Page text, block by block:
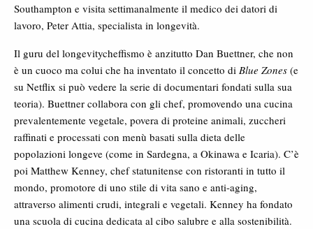
Southampton e visita settimanalmente il medico dei datori di
lavoro, Peter Attia, specialista in longevità.
Il guru del longevitycheffismo è anzitutto Dan Buettner, che non
è un cuoco ma colui che ha inventato il concetto di Blue Zones (e
su Netflix si può vedere la serie di documentari fondati sulla sua
teoria). Buettner collabora con gli chef, promovendo una cucina
prevalentemente vegetale, povera di proteine animali, zuccheri
raffinati e processati con menù basati sulla dieta delle
popolazioni longeve (come in Sardegna, a Okinawa e Icaria). C’è
poi Matthew Kenney, chef statunitense con ristoranti in tutto il
mondo, promotore di uno stile di vita sano e anti-aging,
attraverso alimenti crudi, integrali e vegetali. Kenney ha fondato
una scuola di cucina dedicata al cibo salubre e alla sostenibilità.